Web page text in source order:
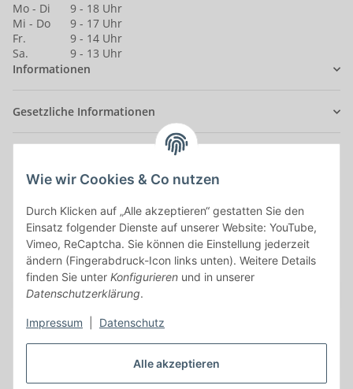
Alle akzeptieren
Wie wir Cookies & Co nutzen
Durch Klicken auf „Alle akzeptieren“ gestatten Sie den
Einsatz folgender Dienste auf unserer Website: YouTube,
Vimeo, ReCaptcha. Sie können die Einstellung jederzeit
ändern (Fingerabdruck-Icon links unten). Weitere Details
finden Sie unter Konfigurieren und in unserer
Datenschutzerklärung.
Impressum Datenschutz
Mo - Di
9 - 18 Uhr
Mi - Do
9 - 17 Uhr
Fr.
9 - 14 Uhr
Sa.
9 - 13 Uhr
Informationen
Gesetzliche Informationen
Alle mit*markierten Felder sind Pflichtfelder.
E-Mail-Adresse
Passwort
Passwort vergessen